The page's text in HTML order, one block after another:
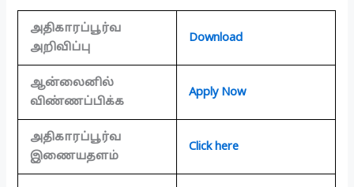
அதிகாரப்பூர்வ
அறிவிப்பு
Download
ஆன்லைனில்
விண்ணப்பிக்க
Apply Now
அதிகாரப்பூர்வ
இணையதளம்
Click here